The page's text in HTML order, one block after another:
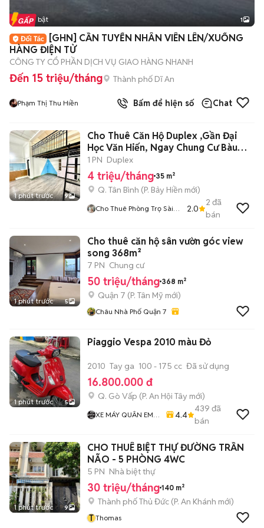
Tin nổi bật 1
[GHN] CẦN TUYỂN NHÂN VIÊN LÊN/XUỐNG
HÀNG ĐIỆN TỬ
CÔNG TY CỔ PHẦN DỊCH VỤ GIAO HÀNG NHANH
Đến 15 triệu/tháng Thành phố Dĩ An
Phạm Thị Thu Hiền Bấm để hiện số Chat
1 phút trước 9
Cho Thuê Căn Hộ Duplex ,Gần Đại
Học Văn Hiến, Ngay Chung Cư Bàu
Cát
1 PN Duplex
4 triệu/tháng 35 m²
Q. Tân Bình (P. Bảy Hiền mới)
Cho Thuê Phòng Trọ Sài
2.0
2 đã
bán
1 phút trước 5
Cho thuê căn hộ sân vườn góc view
song 368m²
7 PN Chung cư
50 triệu/tháng 368 m²
Quận 7 (P. Tân Mỹ mới)
Châu Nhà Phố Quận 7
1 phút trước 5
Piaggio Vespa 2010 màu Đỏ
2010 Tay ga 100 - 175 cc Đã sử dụng
16.800.000 đ
Q. Gò Vấp (P. An Hội Tây mới)
XE MÁY QUÂN EM
4.4
439 đã
bán
1 phút trước 9
CHO THUÊ BIỆT THỰ ĐƯỜNG TRẦN
NÃO - 5 PHÒNG 4WC
5 PN Nhà biệt thự
30 triệu/tháng 140 m²
Thành phố Thủ Đức (P. An Khánh mới)
T Thomas